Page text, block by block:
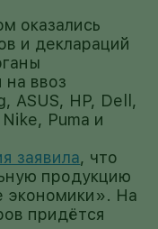
оказались
и деклараций
ввоз
ASUS, HP, Dell,
Puma и
заявила, что
продукцию
экономики». На
придётся